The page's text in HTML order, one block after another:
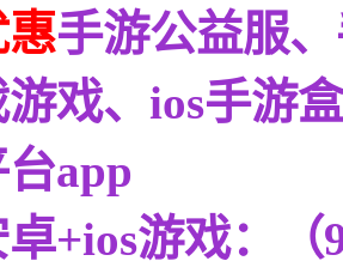
手游公益服
戏、ios手游
app
卓+ios游戏：